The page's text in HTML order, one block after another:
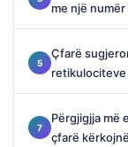
me një
Çfarë
retikulociteve
Përgjigjja më
çfarë